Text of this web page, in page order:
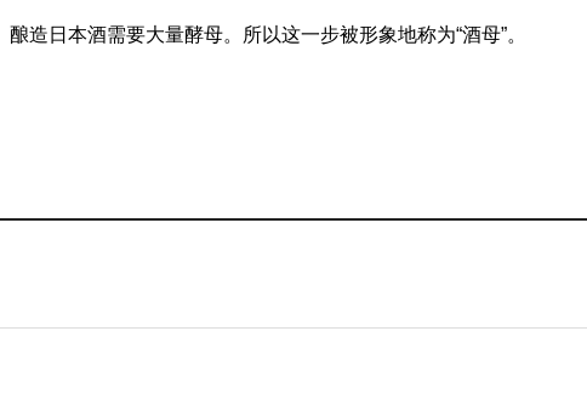
酿造日本酒需要大量酵母。所以这一步被形象地称为“酒母”。